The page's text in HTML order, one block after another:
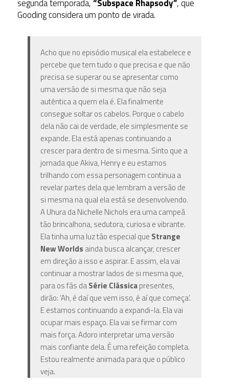
segunda temporada,“Subspace Rhapsody”, que
Gooding considera um ponto de virada.
Acho que no episódio musical ela estabelece e
percebe que tem tudo o que precisa e que não
precisa se superar ou se apresentar como
uma versão de si mesma que não seja
autêntica a quem ela é. Ela finalmente
consegue soltar os cabelos. Porque o cabelo
dela não cai de verdade, ele simplesmente se
expande. Ela está apenas continuando a
crescer para dentro de si mesma. Sinto que a
jornada que Akiva, Henry e eu estamos
trilhando com essa personagem continua a
revelar partes dela que lembram a versão de
si mesma na qual ela está se desenvolvendo.
A Uhura da Nichelle Nichols era uma campeã
tão brincalhona, sedutora, curiosa e vibrante.
Ela tinha uma luz tão especial que Strange
New Worlds ainda busca alcançar, crescer
em direção a isso e aspirar. E assim, ela vai
continuar a mostrar lados de si mesma que,
para os fãs daSérie Clássicapresentes,
dirão: ‘Ah, é daí que vem isso, é aí que começa’.
E estamos continuando a expandi-la. Ela vai
ocupar mais espaço. Ela vai se firmar com
mais força. Adoro interpretar uma versão
mais confiante dela. É uma refeição completa.
Estou realmente animada para que o público
veja.